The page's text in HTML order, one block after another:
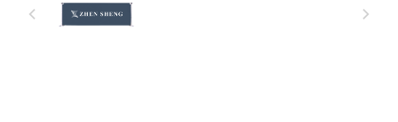
chevron_left chevron_right